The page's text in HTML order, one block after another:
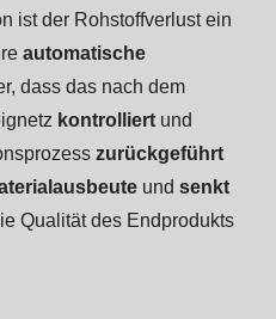
ist der Rohstoffverlust ein
automatische
dass das nach dem
kontrolliert und
zurückgeführt
und senkt
Qualität des Endprodukts